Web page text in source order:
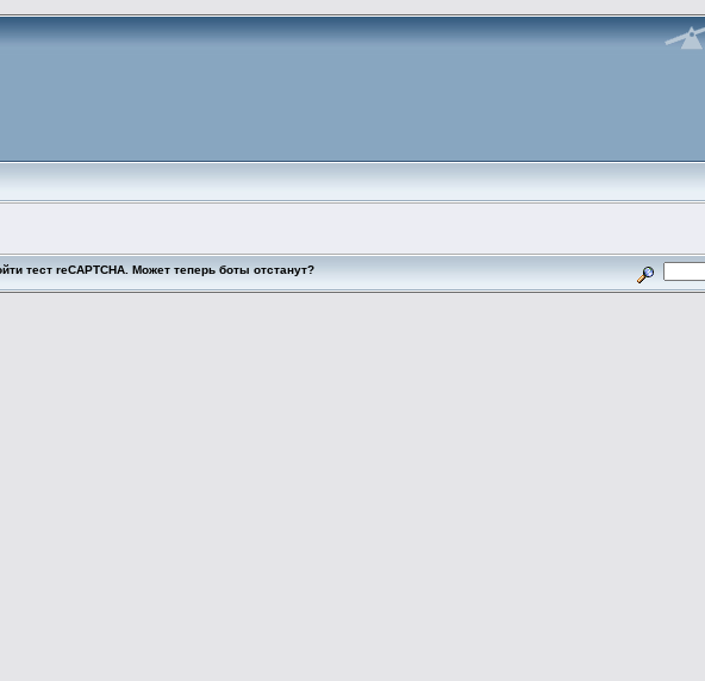
тест reCAPTCHA. Может теперь боты отстанут?